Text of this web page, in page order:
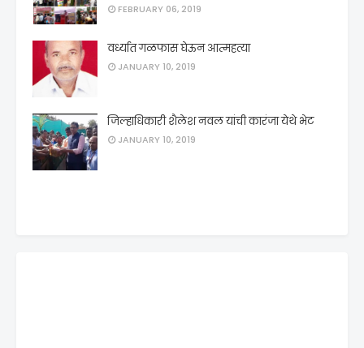
FEBRUARY 06, 2019
वर्ध्यात गळफास घेऊन आत्महत्या
JANUARY 10, 2019
जिल्हाधिकारी शैलेश नवल यांची कारंजा येथे भेट
JANUARY 10, 2019